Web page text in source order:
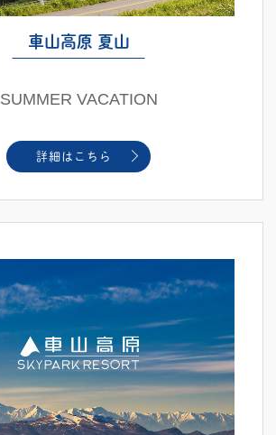
車山高原 夏山
SUMMER VACATION
詳細はこちら